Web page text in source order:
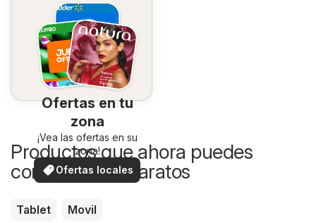
Ofertas en tu
zona
¡Vea las ofertas en su
zona!
Ofertas locales
Productos que ahora puedes
comprar más baratos
Tablet Movil